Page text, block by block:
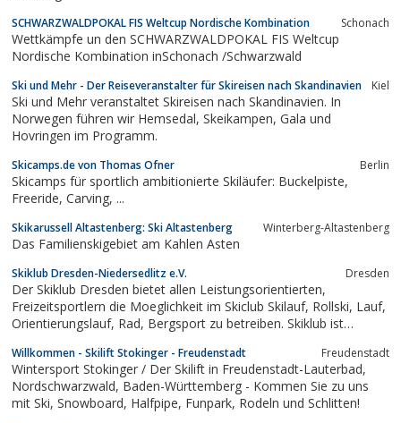
SCHWARZWALDPOKAL FIS Weltcup Nordische Kombination Schonach
Wettkämpfe un den SCHWARZWALDPOKAL FIS Weltcup
Nordische Kombination inSchonach /Schwarzwald
Ski und Mehr - Der Reiseveranstalter für Skireisen nach Skandinavien Kiel
Ski und Mehr veranstaltet Skireisen nach Skandinavien. In
Norwegen führen wir Hemsedal, Skeikampen, Gala und
Hovringen im Programm.
Skicamps.de von Thomas Ofner Berlin
Skicamps für sportlich ambitionierte Skiläufer: Buckelpiste,
Freeride, Carving, ...
Skikarussell Altastenberg: Ski Altastenberg Winterberg-Altastenberg
Das Familienskigebiet am Kahlen Asten
Skiklub Dresden-Niedersedlitz e.V. Dresden
Der Skiklub Dresden bietet allen Leistungsorientierten,
Freizeitsportlern die Moeglichkeit im Skiclub Skilauf, Rollski, Lauf,
Orientierungslauf, Rad, Bergsport zu betreiben. Skiklub ist
Klotzsche
Willkommen - Skilift Stokinger - Freudenstadt Freudenstadt
Wintersport Stokinger / Der Skilift in Freudenstadt-Lauterbad,
Nordschwarzwald, Baden-Württemberg - Kommen Sie zu uns
mit Ski, Snowboard, Halfpipe, Funpark, Rodeln und Schlitten!